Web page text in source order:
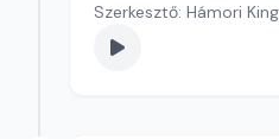
Szerkesztő: Hámori